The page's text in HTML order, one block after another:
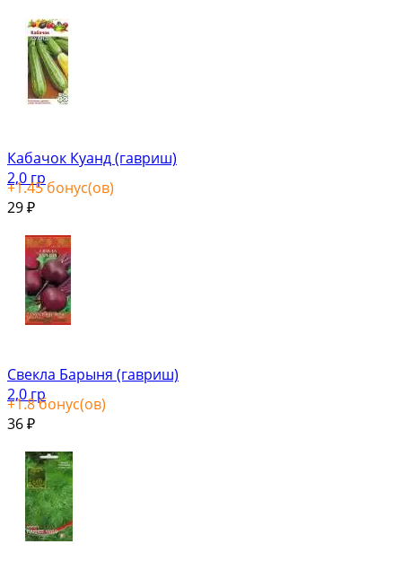
Кабачок Куанд (гавриш)
2,0 гр
+1.45 бонус(ов)
29 ₽
Свекла Барыня (гавриш)
2,0 гр
+1.8бонус(ов)
36 ₽